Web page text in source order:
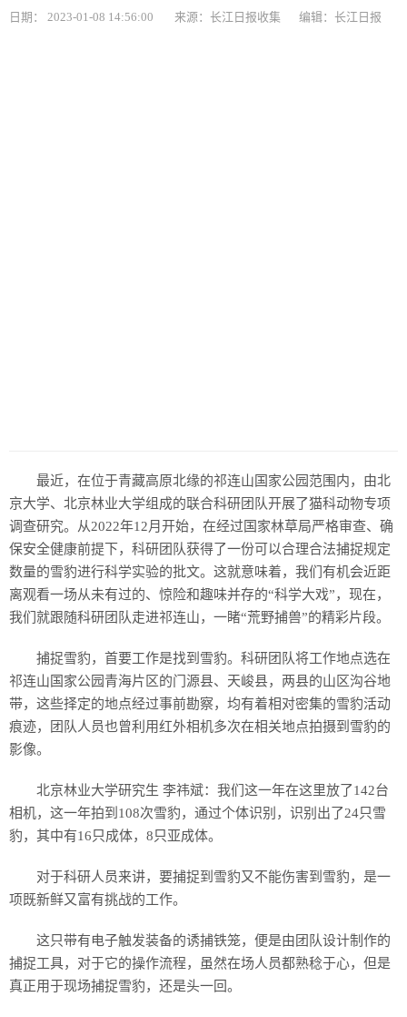
日期： 2023-01-08 14:56:00 来源：长江日报收集 编辑：长江日报
最近，在位于青藏高原北缘的祁连山国家公园范围内，由北
京大学、北京林业大学组成的联合科研团队开展了猫科动物专项
调查研究。从2022年12月开始，在经过国家林草局严格审查、确
保安全健康前提下，科研团队获得了一份可以合理合法捕捉规定
数量的雪豹进行科学实验的批文。这就意味着，我们有机会近距
离观看一场从未有过的、惊险和趣味并存的“科学大戏”，现在，
我们就跟随科研团队走进祁连山，一睹“荒野捕兽”的精彩片段。
捕捉雪豹，首要工作是找到雪豹。科研团队将工作地点选在
祁连山国家公园青海片区的门源县、天峻县，两县的山区沟谷地
带，这些择定的地点经过事前勘察，均有着相对密集的雪豹活动
痕迹，团队人员也曾利用红外相机多次在相关地点拍摄到雪豹的
影像。
北京林业大学研究生 李祎斌：我们这一年在这里放了142台
相机，这一年拍到108次雪豹，通过个体识别，识别出了24只雪
豹，其中有16只成体，8只亚成体。
对于科研人员来讲，要捕捉到雪豹又不能伤害到雪豹，是一
项既新鲜又富有挑战的工作。
这只带有电子触发装备的诱捕铁笼，便是由团队设计制作的
捕捉工具，对于它的操作流程，虽然在场人员都熟稔于心，但是
真正用于现场捕捉雪豹，还是头一回。